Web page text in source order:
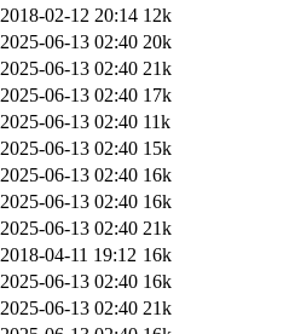
2018-02-12 20:14 12k
2025-06-13 02:40 20k
2025-06-13 02:40 21k
2025-06-13 02:40 17k
2025-06-13 02:40 11k
2025-06-13 02:40 15k
2025-06-13 02:40 16k
2025-06-13 02:40 16k
2025-06-13 02:40 21k
2018-04-11 19:12 16k
2025-06-13 02:40 16k
2025-06-13 02:40 21k